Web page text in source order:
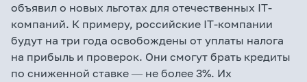
объявил о новых льготах для отечественных IТ-
компаний. К примеру, российские IT-компании
будут на три года освобождены от уплаты налога
на прибыль и проверок. Они смогут брать кредиты
по сниженной ставке ― не более 3%. Их